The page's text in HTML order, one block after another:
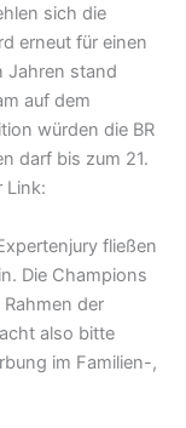
sich die
erneut für einen
Jahren stand
auf dem
würden die BR
darf bis zum 21.
Link:
fließen
Die Champions
der
also bitte
im Familien-,